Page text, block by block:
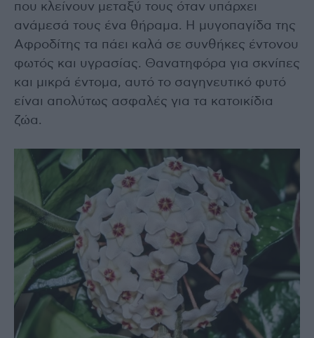
που κλείνουν μεταξύ τους όταν υπάρχει
ανάμεσά τους ένα θήραμα. Η μυγοπαγίδα της
Αφροδίτης τα πάει καλά σε συνθήκες έντονου
φωτός και υγρασίας. Θανατηφόρα για σκνίπες
και μικρά έντομα, αυτό το σαγηνευτικό φυτό
είναι απολύτως ασφαλές για τα κατοικίδια
ζώα.